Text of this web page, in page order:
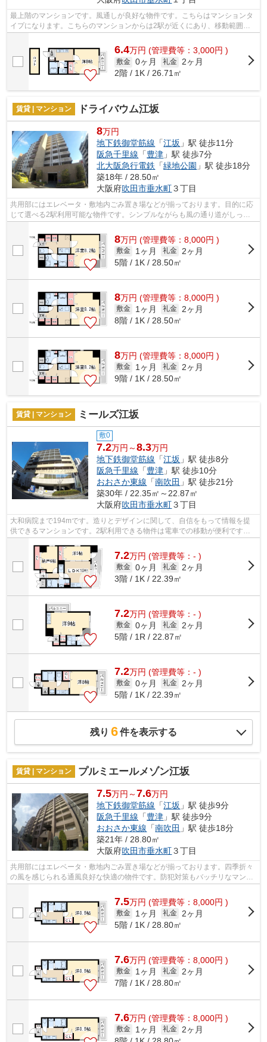
最上階のマンションです。風通しが良好な物件です。こちらはマンションタ
イプになります。こちらのマンションからは2駅が近くにあり、移動範囲も
広がります。できるだけ早めに不動産情...
6.4万円 (管理費等：3,000円 )
敷金 0ヶ月 礼金
2ヶ月
2階 / 1K / 26.71㎡
賃貸 | マンション ドライバウム江坂
8万円
地下鉄御堂筋線 「江坂 」駅 徒歩11分
阪急千里線 「豊津 」駅 徒歩7分
北大阪急行電鉄 「緑地公園 」駅 徒歩18分
築18年 / 28.50㎡
大阪府吹田市垂水町３丁目
共用部にはエレベータ・敷地内ごみ置き場などが揃っております。目的に応
じて選べる2駅利用可能な物件です。シンプルながらも風の通り道がしっか
8万円 (管理費等：8,000円 )
敷金 1ヶ月 礼金
2ヶ月
5階 / 1K / 28.50㎡
8万円 (管理費等：8,000円 )
敷金 1ヶ月 礼金
2ヶ月
8階 / 1K / 28.50㎡
8万円 (管理費等：8,000円 )
敷金 1ヶ月 礼金
2ヶ月
9階 / 1K / 28.50㎡
賃貸 | マンション ミールズ江坂
敷0
7.2万円～8.3万円
地下鉄御堂筋線 「江坂 」駅 徒歩8分
阪急千里線 「豊津 」駅 徒歩10分
おおさか東線 「南吹田 」駅 徒歩21分
築30年 / 22.35㎡～22.87㎡
大阪府吹田市垂水町３丁目
大和病院まで194mです。造りとデザインに関して、自信をもって情報を提
供できるマンションです。2駅利用できる物件は電車での移動が便利です。
7.2万円 (管理費等：- )
敷金 0ヶ月 礼金
2ヶ月
3階 / 1K / 22.39㎡
7.2万円 (管理費等：- )
敷金 0ヶ月 礼金
2ヶ月
5階 / 1R / 22.87㎡
7.2万円 (管理費等：- )
敷金 0ヶ月 礼金
2ヶ月
5階 / 1K / 22.39㎡
残り 6件を表示する
賃貸 | マンション プルミエールメゾン江坂
7.5万円～7.6万円
地下鉄御堂筋線 「江坂 」駅 徒歩9分
阪急千里線 「豊津 」駅 徒歩9分
おおさか東線 「南吹田 」駅 徒歩18分
築21年 / 28.80㎡
大阪府吹田市垂水町３丁目
共用部にはエレベータ・敷地内ごみ置き場などが揃っております。四季折々
の風を感じられる通風良好な快適の物件です。防犯対策もバッチリなマンシ
7.5万円 (管理費等：8,000円 )
敷金 1ヶ月 礼金
2ヶ月
5階 / 1K / 28.80㎡
7.6万円 (管理費等：8,000円 )
敷金 1ヶ月 礼金
2ヶ月
7階 / 1K / 28.80㎡
7.6万円 (管理費等：8,000円 )
敷金 1ヶ月 礼金
2ヶ月